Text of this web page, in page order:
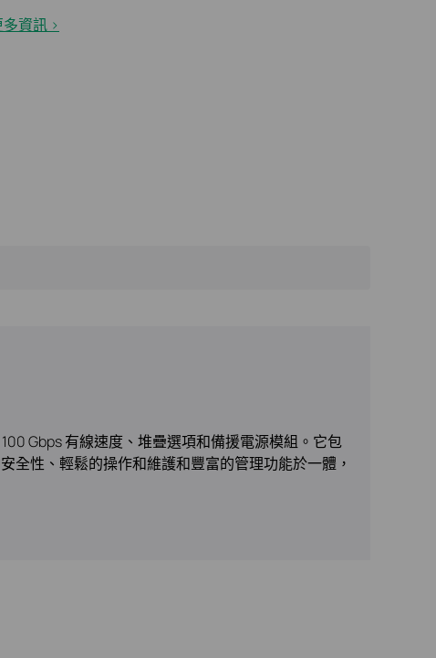
資訊 >
Gbps 有線速度、堆疊選項和備援電源模組。它包
全性、輕鬆的操作和維護和豐富的管理功能於一體，